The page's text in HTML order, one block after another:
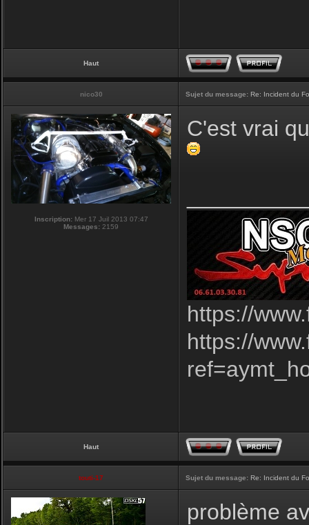
Haut
nico30 Sujet du message: Re: Incident du
Inscription:Mer 17 Juil 2013 07:47
Messages: 2159
C'est vrai
https://
https://
Haut
touti-17 Sujet du message: Re: Incident du
problème